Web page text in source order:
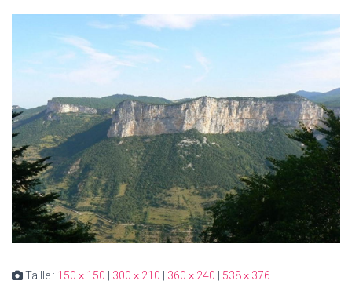
Taille : 150 × 150 300 × 210 360 × 240 538 × 376